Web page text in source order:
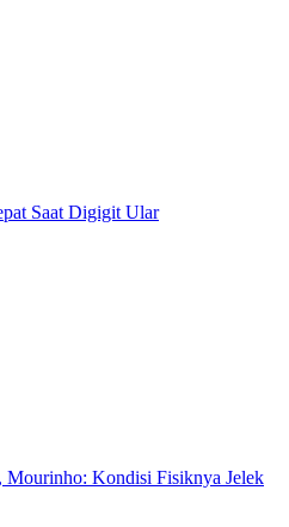
Saat Digigit Ular
Kondisi Fisiknya Jelek